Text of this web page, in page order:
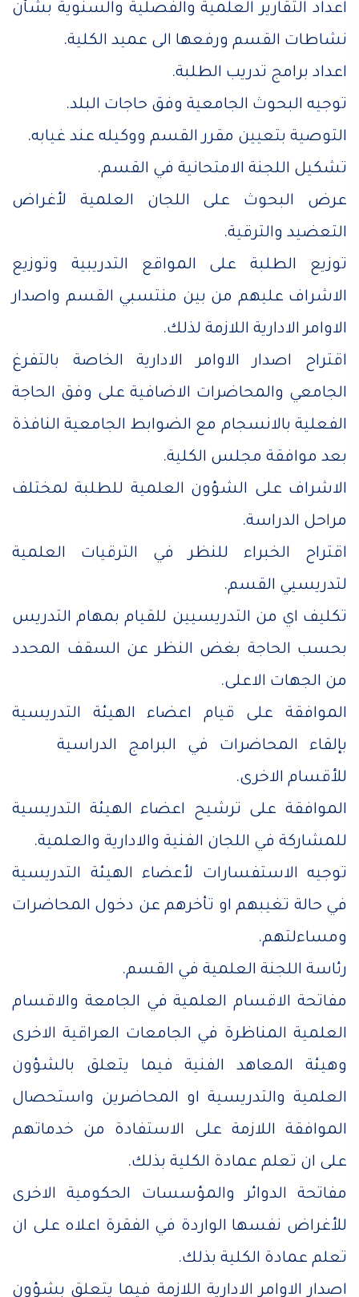
اعداد التقارير العلمية والفصلية والسنوية بشأن
نشاطات القسم ورفعها الى عميد الكلية.
اعداد برامج تدريب الطلبة.
توجيه البحوث الجامعية وفق حاجات البلد.
التوصية بتعيين مقرر القسم ووكيله عند غيابه.
تشكيل اللجنة الامتحانية في القسم.
عرض البحوث على اللجان العلمية لأغراض
التعضيد والترقية.
توزيع الطلبة على المواقع التدريبية وتوزيع
الاشراف عليهم من بين منتسبي القسم واصدار
الاوامر الادارية اللازمة لذلك.
اقتراح اصدار الاوامر الادارية الخاصة بالتفرغ
الجامعي والمحاضرات الاضافية على وفق الحاجة
الفعلية بالانسجام مع الضوابط الجامعية النافذة
بعد موافقة مجلس الكلية.
الاشراف على الشؤون العلمية للطلبة لمختلف
مراحل الدراسة.
اقتراح الخبراء للنظر في الترقيات العلمية
لتدريسيي القسم.
تكليف اي من التدريسيين للقيام بمهام التدريس
بحسب الحاجة بغض النظر عن السقف المحدد
من الجهات الاعلى.
الموافقة على قيام اعضاء الهيئة التدريسية
بإلقاء المحاضرات في البرامج الدراسية
للأقسام الاخرى.
الموافقة على ترشيح اعضاء الهيئة التدريسية
للمشاركة في اللجان الفنية والادارية والعلمية.
توجيه الاستفسارات لأعضاء الهيئة التدريسية
في حالة تغيبهم او تأخرهم عن دخول المحاضرات
ومساءلتهم.
رئاسة اللجنة العلمية في القسم.
مفاتحة الاقسام العلمية في الجامعة والاقسام
العلمية المناظرة في الجامعات العراقية الاخرى
وهيئة المعاهد الفنية فيما يتعلق بالشؤون
العلمية والتدريسية او المحاضرين واستحصال
الموافقة اللازمة على الاستفادة من خدماتهم
على ان تعلم عمادة الكلية بذلك.
مفاتحة الدوائر والمؤسسات الحكومية الاخرى
للأغراض نفسها الواردة في الفقرة اعلاه على ان
تعلم عمادة الكلية بذلك.
اصدار الاوامر الادارية اللازمة فيما يتعلق بشؤون